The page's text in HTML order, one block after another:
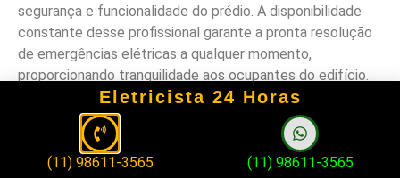
segurança e funcionalidade do prédio. A disponibilidade
constante desse profissional garante a pronta resolução
de emergências elétricas a qualquer momento,
proporcionando tranquilidade aos ocupantes do edifício.
Além disso, o conhecimento da região por parte do
eletricista predial em Dos Casa permite uma resposta
mais rápida a chamados de emergência, conhecendo as
particularidades e possíveis desafios elétricos locais.
Eletricista 24 Horas
(11) 98611-3565 (11) 98611-3565